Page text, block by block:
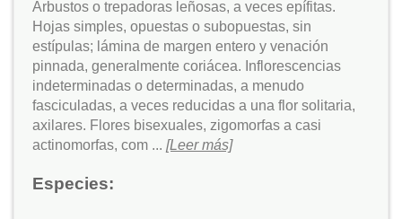
Arbustos o trepadoras leñosas, a veces epífitas.
Hojas simples, opuestas o subopuestas, sin
estípulas; lámina de margen entero y venación
pinnada, generalmente coriácea. Inflorescencias
indeterminadas o determinadas, a menudo
fasciculadas, a veces reducidas a una flor solitaria,
axilares. Flores bisexuales, zigomorfas a casi
actinomorfas, com ... [Leer más]
Especies: